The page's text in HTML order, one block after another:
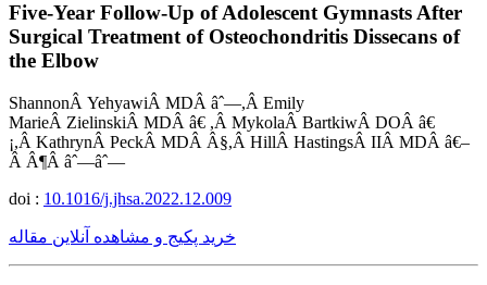
Five-Year Follow-Up of Adolescent Gymnasts After
Surgical Treatment of Osteochondritis Dissecans of
the Elbow
ShannonÂ YehyawiÂ MDÂ âˆ—,Â Emily
MarieÂ ZielinskiÂ MDÂ â€ ,Â MykolaÂ BartkiwÂ DOÂ â€
¡,Â KathrynÂ PeckÂ MDÂ Â§,Â HillÂ HastingsÂ IIÂ MDÂ â€–
Â Â¶Â âˆ—âˆ—
doi : 10.1016/j.jhsa.2022.12.009
خرید پکیج و مشاهده آنلاین مقاله